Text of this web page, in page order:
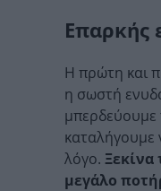
Επαρκής
Η πρώτη και
η σωστή
μπερδεύουμε
καταλήγουμε
λόγο. Ξεκίνα
μεγάλο